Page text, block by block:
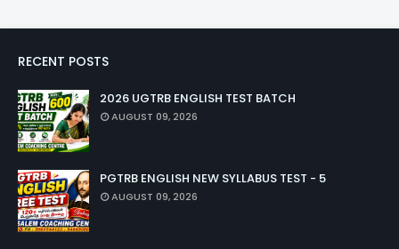
RECENT POSTS
2026 UGTRB ENGLISH TEST BATCH
AUGUST 09, 2026
PGTRB ENGLISH NEW SYLLABUS TEST - 5
AUGUST 09, 2026